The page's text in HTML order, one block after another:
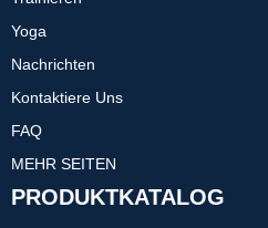
Yoga
Nachrichten
Kontaktiere Uns
FAQ
MEHR SEITEN
PRODUKTKATALOG